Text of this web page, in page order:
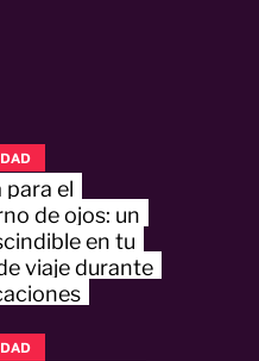
para el
de ojos: un
en tu
viaje durante